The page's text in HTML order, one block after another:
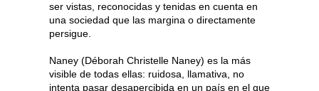
ser vistas, reconocidas y tenidas en cuenta en
una sociedad que las margina o directamente
persigue.
Naney (Déborah Christelle Naney) es la más
visible de todas ellas: ruidosa, llamativa, no
intenta pasar desapercibida en un país en el que